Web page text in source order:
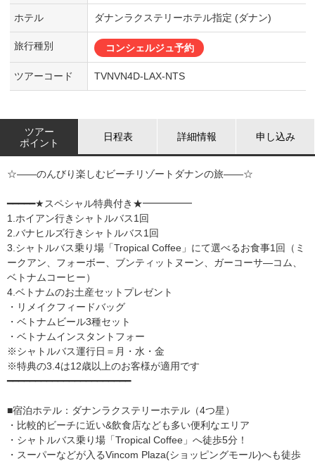
ホテル ダナンラクステリーホテル指定 (ダナン)
旅行種別 コンシェルジュ予約
ツアーコード TVNVN4D-LAX-NTS
ツアー
ポイント
日程表 詳細情報 申し込み
☆――のんびり楽しむビーチリゾートダナンの旅――☆
━━━━━★スペシャル特典付き★━━━━━
1.ホイアン行きシャトルバス1回
2.バナヒルズ行きシャトルバス1回
3.シャトルバス乗り場「Tropical Coffee」にて選べるお食事1回（ミ
ークアン、フォーボー、ブンティットヌーン、ガーコーサ―コム、
ベトナムコーヒー）
4.ベトナムのお土産セットプレゼント
・リメイクフィードバッグ
・ベトナムビール3種セット
・ベトナムインスタントフォー
※シャトルバス運行日＝月・水・金
※特典の3.4は12歳以上のお客様が適用です
━━━━━━━━━━━━━━━━━━━━━━
■宿泊ホテル：ダナンラクステリーホテル（4つ星）
・比較的ビーチに近い&飲食店なども多い便利なエリア
・シャトルバス乗り場「Tropical Coffee」へ徒歩5分！
・スーパーなどが入るVincom Plaza(ショッピングモール)へも徒歩